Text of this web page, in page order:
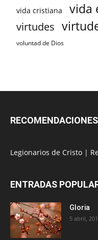
vida cristiana vida
virtudes
voluntad de Dios
Legionarios de Cristo |
ENTRADAS
Gloria
5 abril,